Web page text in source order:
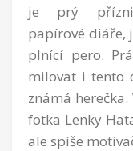
je prý
papírové diáře,
plnící pero.
milovat i tento
známá
fotka Lenky
ale spíše